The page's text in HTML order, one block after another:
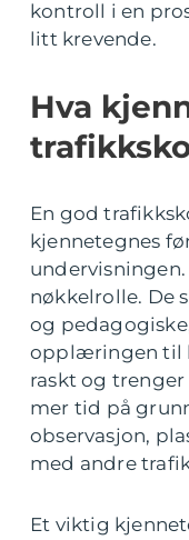
kontroll i en
litt krevende.
Hva
En god
kjennetegnes
nøkkelrolle. De
og
opplæringen til
raskt og
mer tid på
observasjon,
med andre
Et viktig